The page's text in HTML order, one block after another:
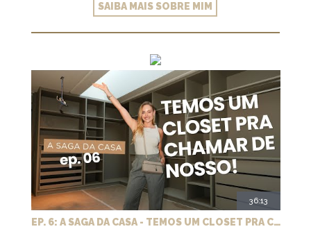
SAIBA MAIS SOBRE MIM
36:13
EP. 6: A SAGA DA CASA - TEMOS UM CLOSET PRA CHAMAR DE NOSSO + MARCENARIA E PAISAGISMO